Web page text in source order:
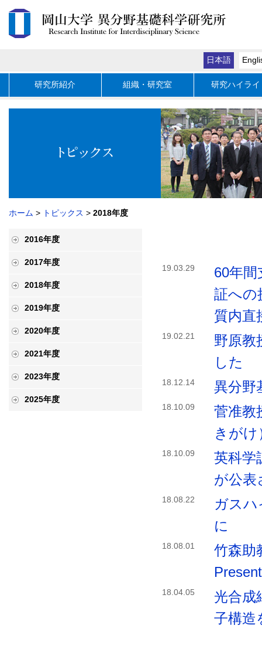
日本語
研究所紹介 組織・研究室 研究ハイライ
ホーム > トピックス > 2018年度
19.03.29
60年
証への
質内直
19.02.21
野原教
した
18.12.14 異分野
18.10.09
菅准教
きが
18.10.09
英科学
が公表
18.08.22
ガス
に
18.08.01
竹森助
18.04.05
光合成
子構造
2016年度
2017年度
2018年度
2019年度
2020年度
2021年度
2023年度
2025年度